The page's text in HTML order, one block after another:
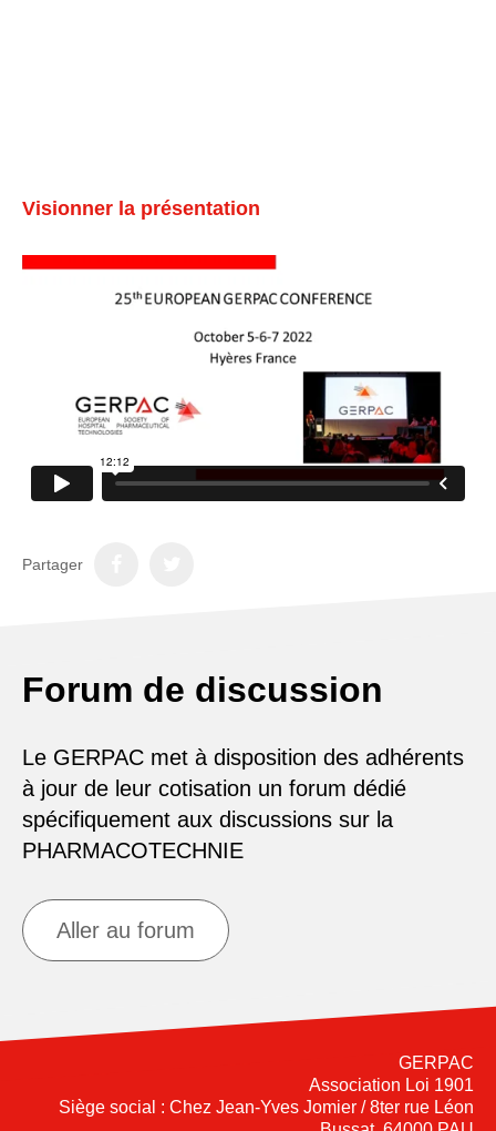
Visionner la présentation
Partager
Forum de discussion
Le GERPAC met à disposition des adhérents
à jour de leur cotisation un forum dédié
spécifiquement aux discussions sur la
PHARMACOTECHNIE
Aller au forum
GERPAC
Association Loi 1901
Siège social : Chez Jean-Yves Jomier / 8ter rue Léon